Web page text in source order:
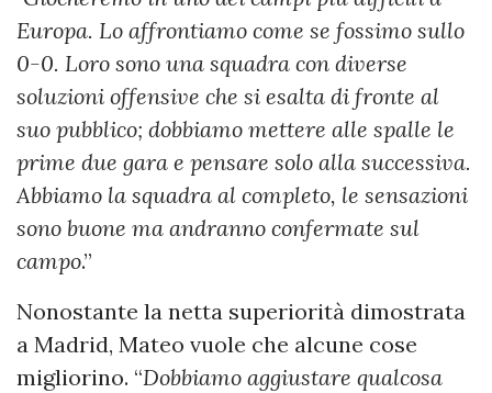
Europa. Lo affrontiamo come se fossimo sullo
0-0. Loro sono una squadra con diverse
soluzioni offensive che si esalta di fronte al
suo pubblico; dobbiamo mettere alle spalle le
prime due gara e pensare solo alla successiva.
Abbiamo la squadra al completo, le sensazioni
sono buone ma andranno confermate sul
campo.”
Nonostante la netta superiorità dimostrata
a Madrid, Mateo vuole che alcune cose
migliorino. “Dobbiamo aggiustare qualcosa